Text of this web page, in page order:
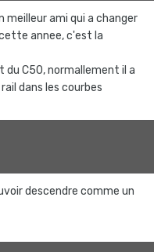
meilleur ami qui a changer
annee, c'est la
du C50, normallement il a
dans les courbes
descendre comme un